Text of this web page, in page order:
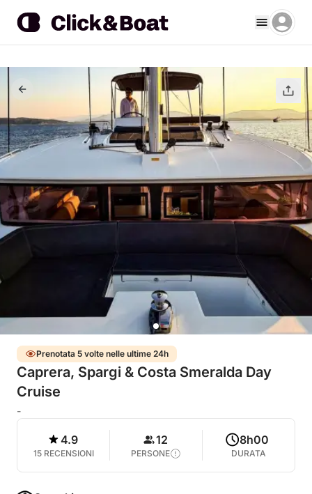
Prenotata 5 volte nelle ultime 24h
Caprera, Spargi & Costa Smeralda Day
Cruise
-
4.9
15 RECENSIONI
12
PERSONE
8h00
DURATA